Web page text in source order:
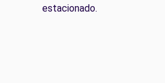
estacionado.